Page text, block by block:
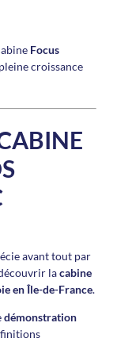
Focus
croissance
avant tout par
lacabine
en Île-de-France.
démonstration